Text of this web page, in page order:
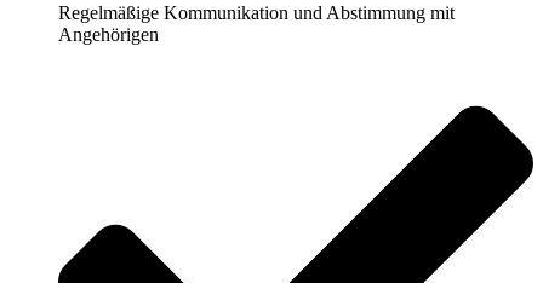
Regelmäßige Kommunikation und Abstimmung mit
Angehörigen